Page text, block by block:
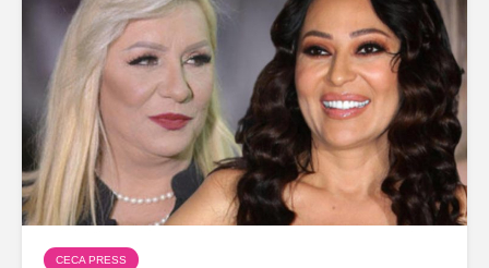
CECA PRESS